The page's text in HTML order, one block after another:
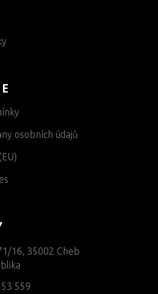
osobních údajů
16, 35002 Cheb
559